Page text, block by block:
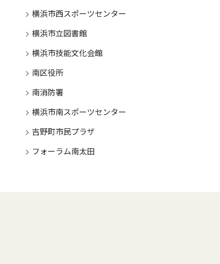
横浜市西スポーツセンター
横浜市立図書館
横浜市技能文化会館
南区役所
南消防署
横浜市南スポーツセンター
吉野町市民プラザ
フォーラム南太田